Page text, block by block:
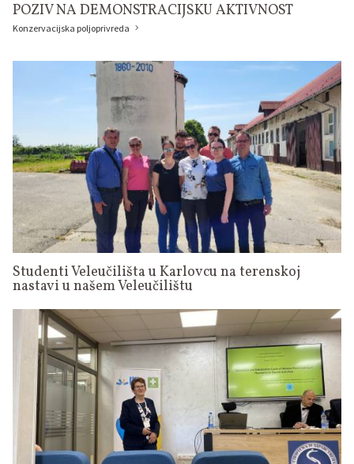
POZIV NA DEMONSTRACIJSKU AKTIVNOST
Konzervacijska poljoprivreda
Studenti Veleučilišta u Karlovcu na terenskoj
nastavi u našem Veleučilištu